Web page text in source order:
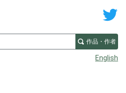
作品・作者
English